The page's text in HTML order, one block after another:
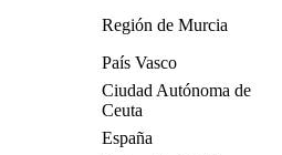
Región de Murcia
País Vasco
Ciudad Autónoma de
Ceuta
España